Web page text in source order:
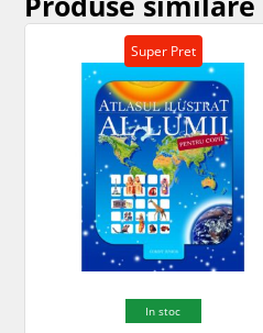
Super Pret
In stoc